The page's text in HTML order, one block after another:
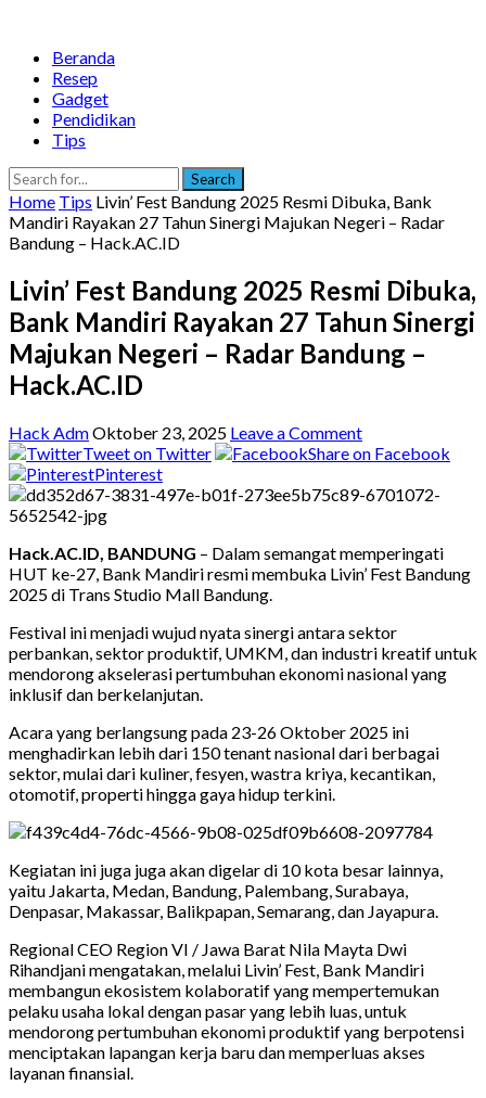
Beranda
Resep
Gadget
Pendidikan
Tips
Search
Home Tips Livin’ Fest Bandung 2025 Resmi Dibuka, Bank
Mandiri Rayakan 27 Tahun Sinergi Majukan Negeri – Radar
Bandung – Hack.AC.ID
Livin’ Fest Bandung 2025 Resmi Dibuka,
Bank Mandiri Rayakan 27 Tahun Sinergi
Majukan Negeri – Radar Bandung –
Hack.AC.ID
Hack AdmOktober 23, 2025 Leave a Comment
Tweet on Twitter
Share on Facebook
Pinterest
Hack.AC.ID, BANDUNG – Dalam semangat memperingati
HUT ke-27, Bank Mandiri resmi membuka Livin’ Fest Bandung
2025 di Trans Studio Mall Bandung.
Festival ini menjadi wujud nyata sinergi antara sektor
perbankan, sektor produktif, UMKM, dan industri kreatif untuk
mendorong akselerasi pertumbuhan ekonomi nasional yang
inklusif dan berkelanjutan.
Acara yang berlangsung pada 23-26 Oktober 2025 ini
menghadirkan lebih dari 150 tenant nasional dari berbagai
sektor, mulai dari kuliner, fesyen, wastra kriya, kecantikan,
otomotif, properti hingga gaya hidup terkini.
Kegiatan ini juga juga akan digelar di 10 kota besar lainnya,
yaitu Jakarta, Medan, Bandung, Palembang, Surabaya,
Denpasar, Makassar, Balikpapan, Semarang, dan Jayapura.
Regional CEO Region VI / Jawa Barat Nila Mayta Dwi
Rihandjani mengatakan, melalui Livin’ Fest, Bank Mandiri
membangun ekosistem kolaboratif yang mempertemukan
pelaku usaha lokal dengan pasar yang lebih luas, untuk
mendorong pertumbuhan ekonomi produktif yang berpotensi
menciptakan lapangan kerja baru dan memperluas akses
layanan finansial.